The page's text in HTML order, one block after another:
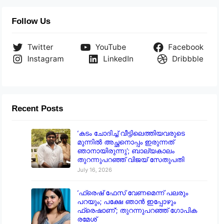
Follow Us
Twitter YouTube
Facebook
Instagram
LinkedIn Dribbble
Recent Posts
‘കടം ചോദിച്ച് വീട്ടിലെത്തിയവരുടെ
മുന്നിൽ അച്ഛനൊപ്പം ഇരുന്നത്
ഞാനായിരുന്നു’; ബാല്യകാലം
തുറന്നുപറഞ്ഞ് വിജയ് സേതുപതി
July 16, 2026
‘ഫ്രെഷ് ഫേസ് വേണമെന്ന് പലരും
പറയും; പക്ഷേ ഞാൻ ഇപ്പോഴും
ഫ്രെഷാണ്’; തുറന്നുപറഞ്ഞ് ഗോപിക
രമേശ്